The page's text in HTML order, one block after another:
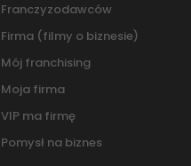
Franczyzodawców
Firma (filmy o biznesie)
Mój franchising
Moja firma
VIP ma firmę
Pomysł na biznes